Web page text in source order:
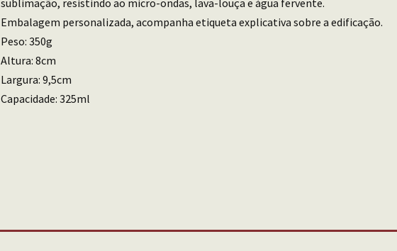
sublimação, resistindo ao micro-ondas, lava-louça e água fervente.
Embalagem personalizada, acompanha etiqueta explicativa sobre a edificação.
Peso: 350g
Altura: 8cm
Largura: 9,5cm
Capacidade: 325ml